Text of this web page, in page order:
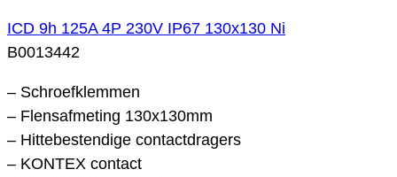
ICD 9h 125A 4P 230V IP67 130x130 Ni
B0013442
– Schroefklemmen
– Flensafmeting 130x130mm
– Hittebestendige contactdragers
– KONTEX contact